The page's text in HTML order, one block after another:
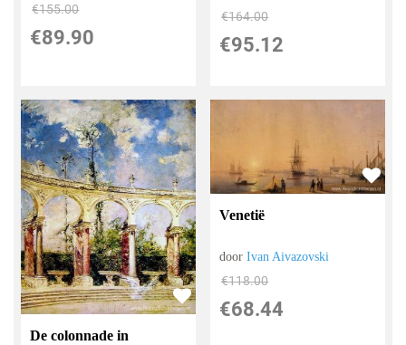
€155.00
€89.90
€164.00
€95.12
De colonnade in
Venetië
doorIvan Aivazovski
€118.00
€68.44